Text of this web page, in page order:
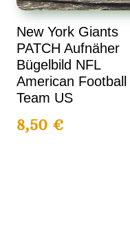
New York Giants
PATCH Aufnäher
Bügelbild NFL
American Football
Team US
8,50€